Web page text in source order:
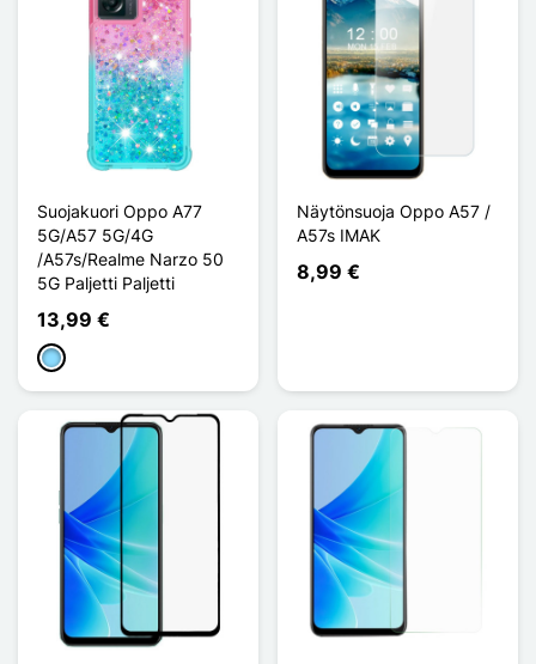
Suojakuori Oppo A77
5G/A57 5G/4G
/A57s/Realme Narzo 50
5G Paljetti Paljetti
13,99 €
Bleu Clair
Näytönsuoja Oppo A57 /
A57s IMAK
8,99 €